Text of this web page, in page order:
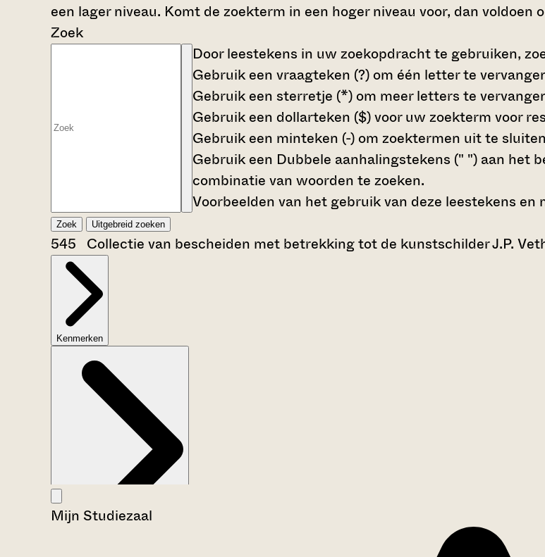
een lager niveau. Komt de zoekterm in een hoger niveau voor, dan voldoen
Zoek
Door leestekens in uw zoekopdracht te gebruiken,
Gebruik een vraagteken (?) om één letter te
Gebruik een sterretje (*) om meer letters te
Gebruik een dollarteken ($)voor uw zoekterm voor
Gebruik een minteken (-) om zoektermen uit te
Gebruik een Dubbele aanhalingstekens (" ") aan het
combinatie van woorden te zoeken.
Voorbeelden van het gebruik van deze leestekens en
Zoek Uitgebreid zoeken
545 Collectie van bescheiden met betrekking tot de kunstschilder J.P.
Kenmerken
Mijn Studiezaal